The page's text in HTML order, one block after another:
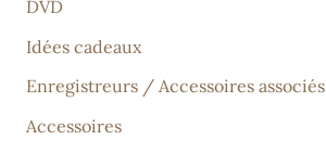
DVD
Idées cadeaux
Enregistreurs / Accessoires associés
Accessoires